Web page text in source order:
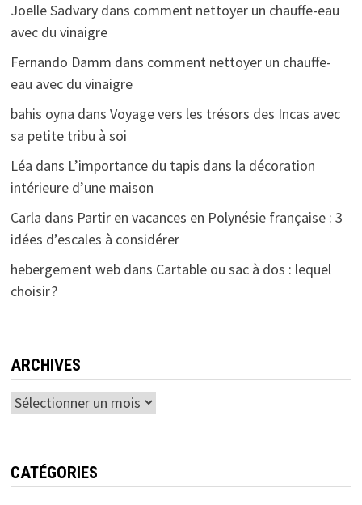
Joelle Sadvarydans comment nettoyer un chauffe-eau
avec du vinaigre
Fernando Damm dans comment nettoyer un chauffe-
eau avec du vinaigre
bahis oyna dans Voyage vers les trésors des Incas avec
sa petite tribu à soi
Léa dans L’importance du tapis dans la décoration
intérieure d’une maison
Carla dans Partir en vacances en Polynésie française : 3
idées d’escales à considérer
hebergement webdans Cartable ou sac à dos : lequel
choisir ?
ARCHIVES
Archives
CATÉGORIES